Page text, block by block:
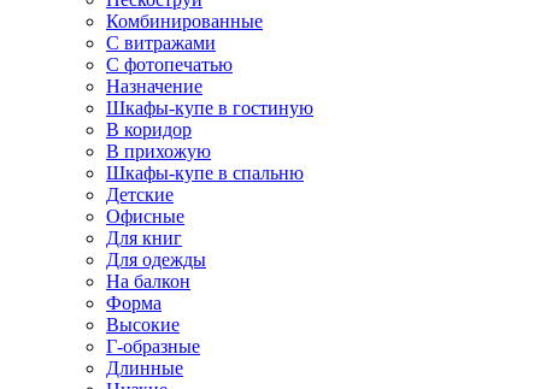
Комбинированные
С витражами
С фотопечатью
Назначение
Шкафы-купе в гостиную
В коридор
В прихожую
Шкафы-купе в спальню
Детские
Офисные
Для книг
Для одежды
На балкон
Форма
Высокие
Г-образные
Длинные